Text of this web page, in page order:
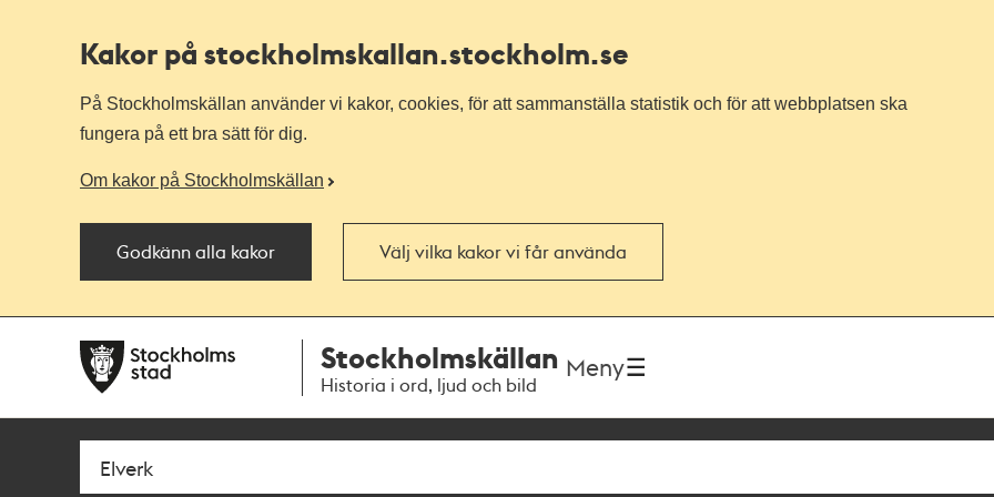
Kakor på stockholmskallan.stockholm.se
På Stockholmskällan använder vi kakor, cookies, för att sammanställa statistik och för att webbplatsen ska
fungera på ett bra sätt för dig.
Om kakor på Stockholmskällan
Godkänn alla kakor Välj vilka kakor vi får använda
navigationen
huvudinnehållet
Stockholmskällan
Historia i ord, ljud och bild
Meny
Sök